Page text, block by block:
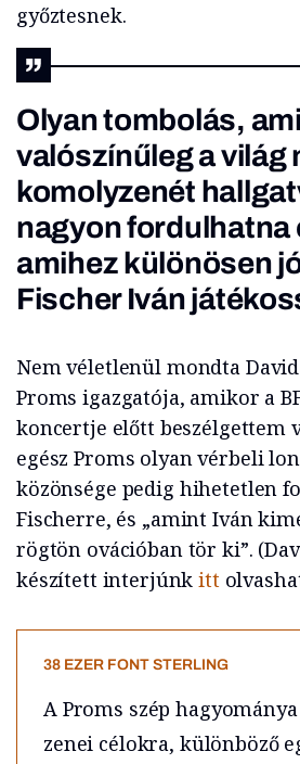
győztesnek.
Olyan tombolás, ami
valószínűleg a világ
komolyzenét
nagyon fordulhatna
amihez különösen
Fischer Iván
Nem véletlenül mondta David
Proms igazgatója, amikor a
koncertje előtt beszélgettem
egész Proms olyan vérbeli
közönsége pedig hihetetlen
Fischerre, és „amint Iván
rögtön ovációban tör ki”.
készített interjúnkitt
38 EZER FONT STERLING
A Proms szép
zenei célokra, különböző